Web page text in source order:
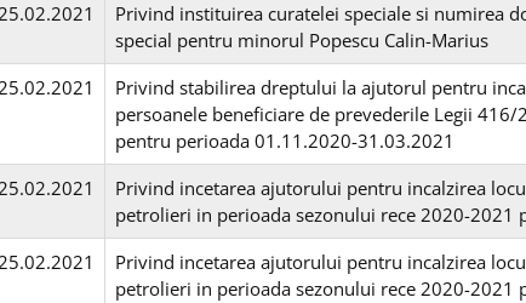
Privind instituirea curatelei speciale si numirea
special pentru minorul Popescu Calin-Marius
Privind stabilirea dreptului la ajutorul pentru
persoanele beneficiare de prevederile Legii
pentru perioada 01.11.2020-31.03.2021
Privind incetarea ajutorului pentru incalzirea
petrolieri in perioada sezonului rece 2020-2021
Privind incetarea ajutorului pentru incalzirea
petrolieri in perioada sezonului rece 2020-2021